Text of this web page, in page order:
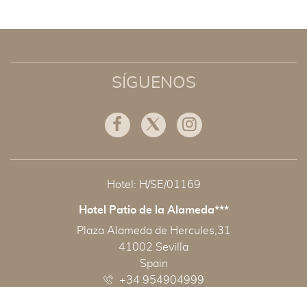
Hotel: H/SE/01169
DIRECCIÓNHotel Patio de la Alameda***
Plaza Alameda de Hercules,31
41002 Sevilla
Spain
+34 954904999
SÍGUENOS
Facebook
TwitterInstagram